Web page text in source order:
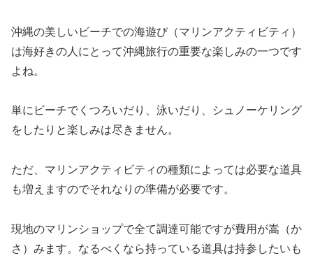
沖縄の美しいビーチでの海遊び（マリンアクティビティ）
は海好きの人にとって沖縄旅行の重要な楽しみの一つです
よね。
単にビーチでくつろいだり、泳いだり、シュノーケリング
をしたりと楽しみは尽きません。
ただ、マリンアクティビティの種類によっては必要な道具
も増えますのでそれなりの準備が必要です。
現地のマリンショップで全て調達可能ですが費用が嵩（か
さ）みます。なるべくなら持っている道具は持参したいも